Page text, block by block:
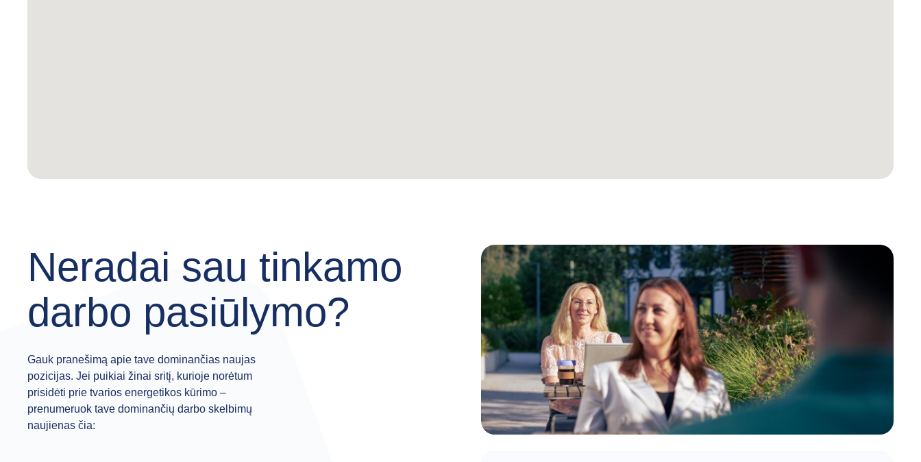
Neradai sau tinkamo
darbo pasiūlymo?
Gauk pranešimą apie tave dominančias naujas
pozicijas. Jei puikiai žinai sritį, kurioje norėtum
prisidėti prie tvarios energetikos kūrimo –
prenumeruok tave dominančių darbo skelbimų
naujienas čia: